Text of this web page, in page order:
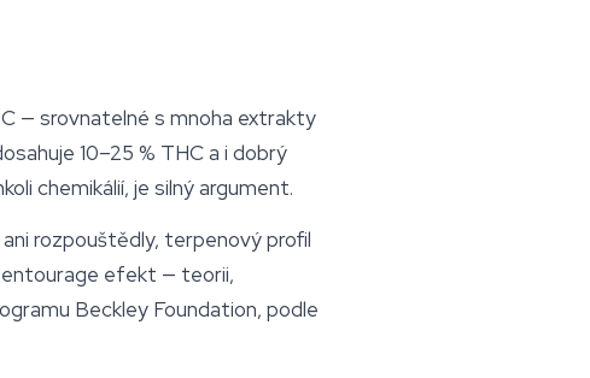
— srovnatelné s mnoha extrakty
10–25 % THC a i dobrý
chemikálií, je silný argument.
rozpouštědly, terpenový profil
entourage efekt — teorii,
Beckley Foundation, podle